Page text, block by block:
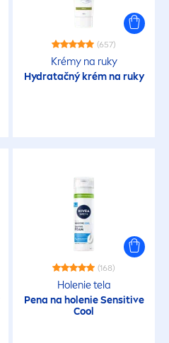
(657)
Krémy na ruky
Hydratačný krém na ruky
(168)
Holenie tela
Pena na holenieSensitive
Cool